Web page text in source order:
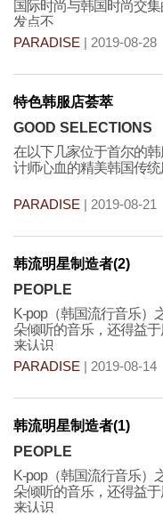
国际时尚与韩国时尚交
发点不
PARADISE | 2019-08-28
特色韩服店荟萃
GOOD SELECTIONS
在以下几家位于首尔的
计师心血的精美韩国传统
PARADISE | 2019-08-21
韩流明星制造者(2)
PEOPLE
K-pop（韩国流行音乐）
朵倾听的音乐，还得益
来认识
PARADISE | 2019-08-14
韩流明星制造者(1)
PEOPLE
K-pop（韩国流行音乐）
朵倾听的音乐，还得益
来认识